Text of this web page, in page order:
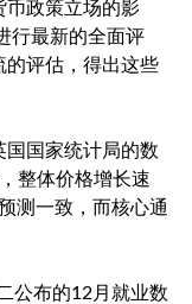
币政策立场的影
行最新的全面评
的评估，得出这些
国国家统计局的数
整体价格增长速
测一致，而核心通
公布的12月就业数